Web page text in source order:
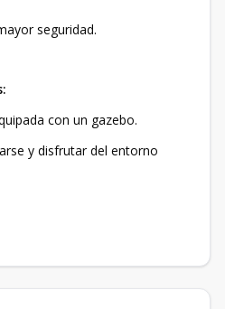
seguridad.
con un gazebo.
y disfrutar del entorno